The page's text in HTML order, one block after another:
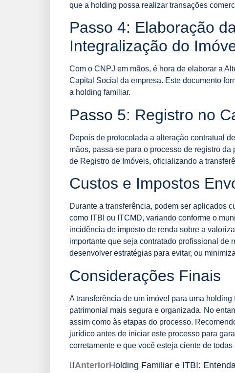
que a holding possa realizar transações
Passo 4: Elaboração
Integralização do
Com o CNPJ em mãos, é hora de elaborar a
Capital Social da empresa. Este documento
a holding familiar.
Passo 5: Registro no
Depois de protocolada a alteração contratual
mãos, passa-se para o processo de registro
de Registro de Imóveis, oficializando a
Custos e Impostos
Durante a transferência, podem ser aplicados
como ITBI ou ITCMD, variando conforme o
incidência de imposto de renda sobre a
importante que seja contratado profissional de
desenvolver estratégias para evitar, ou
Considerações Finais
A transferência de um imóvel para uma
patrimonial mais segura e organizada. No
assim como às etapas do processo.
jurídico antes de iniciar este processo para
corretamente e que você esteja ciente de
AnteriorHolding Familiar e ITBI: